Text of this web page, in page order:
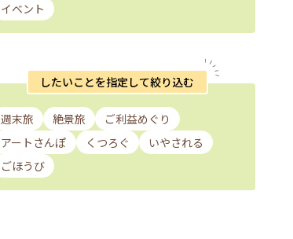
イベント
したいことを指定して絞り込む
週末旅 絶景旅
ご利益めぐり
アートさんぽ
くつろぐ
いやされる
ごほうび